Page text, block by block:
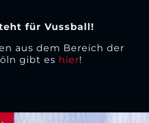
für Vussball!
aus dem Bereich der
gibt es hier!